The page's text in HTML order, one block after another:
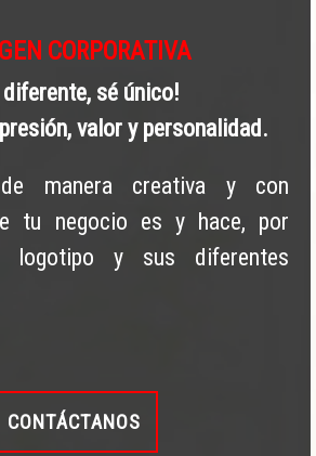
CORPORATIVA
diferente, sé único!
valor y personalidad.
de manera creativa y con
tu negocio es y hace, por
logotipo y sus diferentes
CONTÁCTANOS